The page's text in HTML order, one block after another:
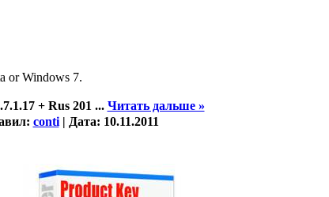
or Windows 7.
+ Rus 201 ... Читать дальше »
conti| Дата: 10.11.2011